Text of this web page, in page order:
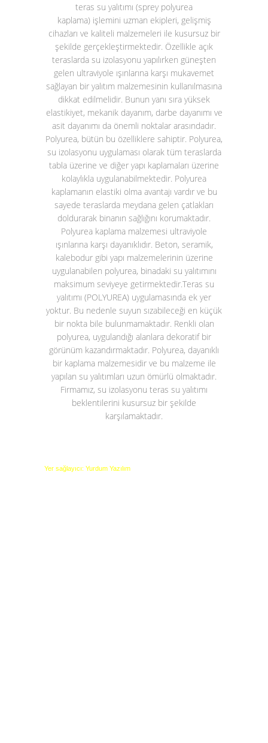
teras su yalıtımı (sprey polyurea
kaplama)işlemini uzman ekipleri, gelişmiş
cihazları ve kaliteli malzemeleri ile kusursuz bir
şekilde gerçekleştirmektedir. Özellikle açık
teraslarda su izolasyonu yapılırken güneşten
gelen ultraviyole ışınlarına karşı mukavemet
sağlayan bir yalıtım malzemesinin kullanılmasına
dikkat edilmelidir. Bunun yanı sıra yüksek
elastikiyet, mekanik dayanım, darbe dayanımı ve
asit dayanımı da önemli noktalar arasındadır.
Polyurea, bütün bu özelliklere sahiptir. Polyurea,
su izolasyonu uygulaması olarak tüm teraslarda
tabla üzerine ve diğer yapı kaplamaları üzerine
kolaylıkla uygulanabilmektedir. Polyurea
kaplamanın elastiki olma avantajı vardır ve bu
sayede teraslarda meydana gelen çatlakları
doldurarak binanın sağlığını korumaktadır.
Polyurea kaplama malzemesi ultraviyole
ışınlarına karşı dayanıklıdır. Beton, seramik,
kalebodur gibi yapı malzemelerinin üzerine
uygulanabilen polyurea, binadaki su yalıtımını
maksimum seviyeye getirmektedir.Teras su
yalıtımı (POLYUREA) uygulamasında ek yer
yoktur. Bu nedenle suyun sızabileceği en küçük
bir nokta bile bulunmamaktadır. Renkli olan
polyurea, uygulandığı alanlara dekoratif bir
görünüm kazandırmaktadır. Polyurea, dayanıklı
bir kaplama malzemesidir ve bu malzeme ile
yapılan su yalıtımları uzun ömürlü olmaktadır.
Firmamız, su izolasyonu teras su yalıtımı
beklentilerini kusursuz bir şekilde
karşılamaktadır.
Yer sağlayıcı: Yurdum Yazılım